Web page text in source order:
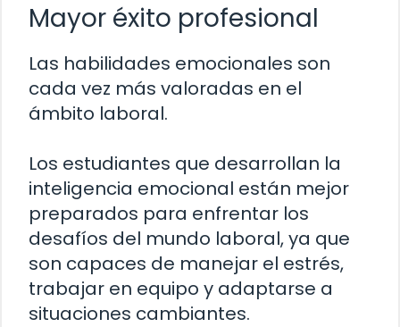
Mayor éxito profesional
Las habilidades emocionales son
cada vez más valoradas en el
ámbito laboral.
Los estudiantes que desarrollan la
inteligencia emocional están mejor
preparados para enfrentar los
desafíos del mundo laboral, ya que
son capaces de manejar el estrés,
trabajar en equipo y adaptarse a
situaciones cambiantes.